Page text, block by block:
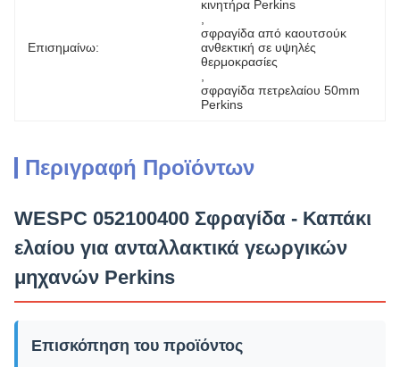
Επισημαίνω:
κινητήρα Perkins
σφραγίδα από καουτσούκ
ανθεκτική σε υψηλές
θερμοκρασίες
σφραγίδα πετρελαίου 50mm
Perkins
Περιγραφή Προϊόντων
WESPC 052100400 Σφραγίδα - Καπάκι
ελαίου για ανταλλακτικά γεωργικών
μηχανών Perkins
Επισκόπηση του προϊόντος